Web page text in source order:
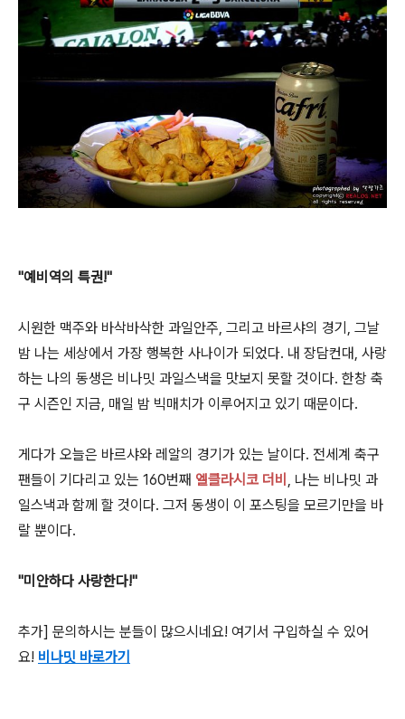
"예비역의 특권!"
시원한 맥주와 바삭바삭한 과일안주, 그리고 바르샤의 경기, 그날
밤 나는 세상에서 가장 행복한 사나이가 되었다. 내 장담컨대, 사랑
하는 나의 동생은 비나밋 과일스낵을 맛보지 못할 것이다. 한창 축
구 시즌인 지금, 매일 밤 빅매치가 이루어지고 있기 때문이다.
게다가 오늘은 바르샤와 레알의 경기가 있는 날이다. 전세계 축구
팬들이 기다리고 있는 160번째 엘클라시코 더비
, 나는 비나밋 과
일스낵과 함께 할 것이다. 그저 동생이 이 포스팅을 모르기만을 바
랄 뿐이다.
"미안하다 사랑한다!"
추가] 문의하시는 분들이 많으시네요! 여기서 구입하실 수 있어
요! 비나밋 바로가기